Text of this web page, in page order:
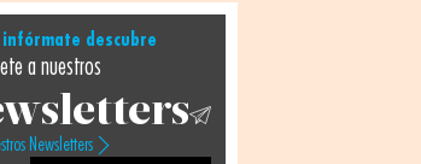
descubre
a nuestros
Newsletters